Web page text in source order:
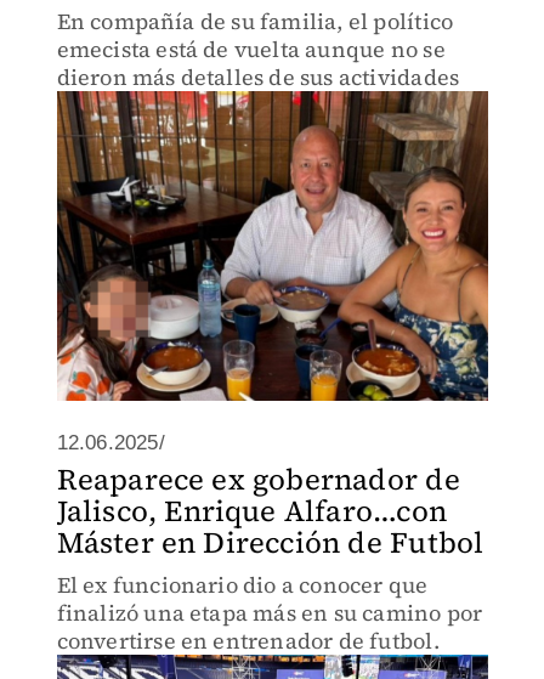
En compañía de su familia, el político
emecista está de vuelta aunque no se
dieron más detalles de sus actividades
12.06.2025/
Reaparece ex gobernador de
Jalisco, Enrique Alfaro…con
Máster en Dirección de Futbol
El ex funcionario dio a conocer que
finalizó una etapa más en su camino por
convertirse en entrenador de futbol.